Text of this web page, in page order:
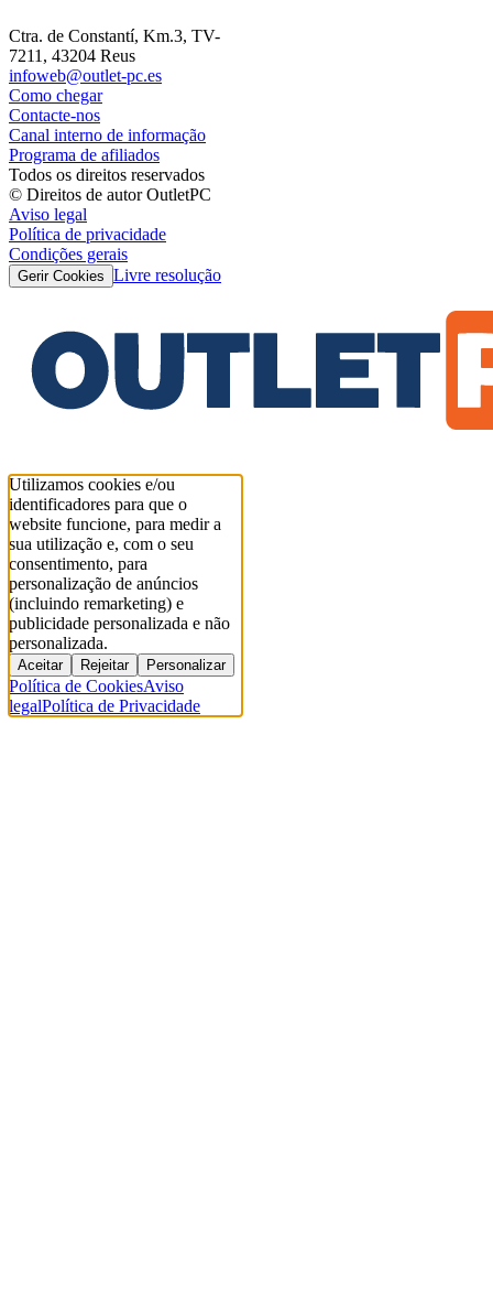
Ctra. de Constantí, Km.3, TV-
7211, 43204 Reus
infoweb@outlet-pc.es
Como chegar
Contacte-nos
Canal interno de informação
Programa de afiliados
Todos os direitos reservados
© Direitos de autor OutletPC
Aviso legal
Política de privacidade
Condições gerais
Gerir Cookies Livre resolução
Utilizamos cookies e/ou
identificadores para que o
website funcione, para medir a
sua utilização e, com o seu
consentimento, para
personalização de anúncios
(incluindo remarketing) e
publicidade personalizada e não
personalizada.
Aceitar Rejeitar Personalizar
Política de CookiesAviso
legalPolítica de Privacidade